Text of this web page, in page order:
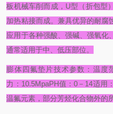
板机械车削而成，U型（折包型
加热粘接而成。兼具优异的耐腐
应用于各种强酸、强碱、强氧化
通常适用于中、低压部位。
膨体四氟垫片技术参数： 温度
力：10.5MpaPH值：0－14适用
温氟元素，部分芳烃化合物外的